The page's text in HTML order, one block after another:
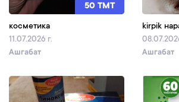
50 TMT
косметика
11.07.2026 г.
Ашгабат
kirpik
Ашгабат